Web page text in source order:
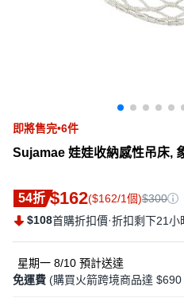
即將售完•6件
Sujamae 娃娃收納感性吊床,
54折 $162($162/1個)$300
$108首購折扣價·折扣剩下21小
星期一 8/10 預計送達
免運費 (購買火箭跨境商品達 $690